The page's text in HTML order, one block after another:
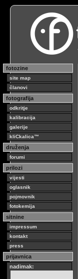
fotozine
site map
članovi
fotografija
odkritje
kalibracija
galerije
kliCkalica™
druženja
forumi
prilozi
vijesti
oglasnik
pojmovnik
fotokemija
sitnine
impressum
kontakt
press
prijavnica
nadimak: